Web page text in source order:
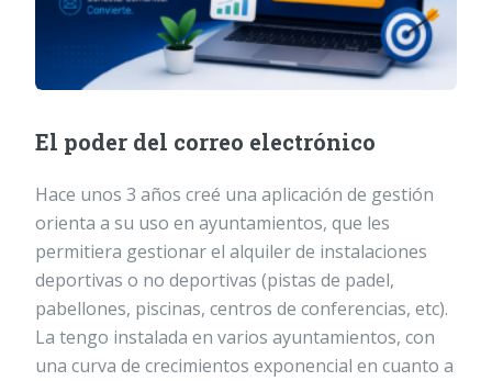
El poder del correo electrónico
Hace unos 3 años creé una aplicación de gestión
orienta a su uso en ayuntamientos, que les
permitiera gestionar el alquiler de instalaciones
deportivas o no deportivas (pistas de padel,
pabellones, piscinas, centros de conferencias, etc).
La tengo instalada en varios ayuntamientos, con
una curva de crecimientos exponencial en cuanto a